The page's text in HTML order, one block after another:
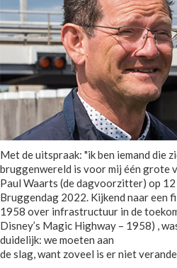
Met de uitspraak: "ik ben iemand die
bruggenwereld is voor mij één grote
Paul Waarts (de dagvoorzitter) op 12
Bruggendag 2022. Kijkend naar een
1958 over infrastructuur in de
Disney’s Magic Highway – 1958) ,
duidelijk: we moeten aan
de slag, want zoveel is er niet